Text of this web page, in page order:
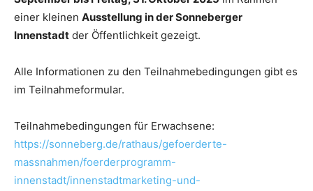
einer kleinen Ausstellung in der Sonneberger
Innenstadt der Öffentlichkeit gezeigt.
Alle Informationen zu den Teilnahmebedingungen gibt es
im Teilnahmeformular.
Teilnahmebedingungen für Erwachsene:
https://sonneberg.de/rathaus/gefoerderte-
massnahmen/foerderprogramm-
innenstadt/innenstadtmarketing-und-